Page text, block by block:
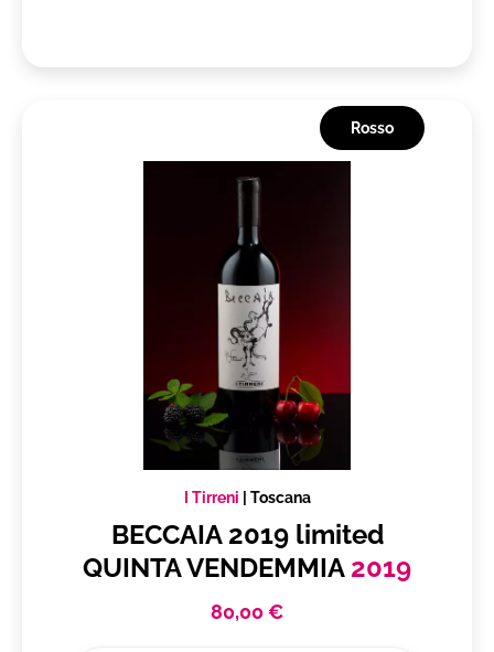
Rosso
I Tirreni Toscana
BECCAIA 2019 limited
QUINTA VENDEMMIA 2019
80,00 €